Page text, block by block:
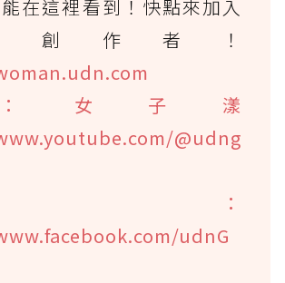
在這裡看到！快點來加入
創作者！
女子漾
@udng
：
udnG